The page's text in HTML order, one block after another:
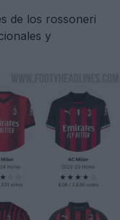
de los rossoneri
y